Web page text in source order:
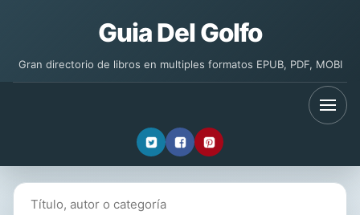
Guia Del Golfo
Gran directorio de libros en multiples formatos EPUB, PDF, MOBI